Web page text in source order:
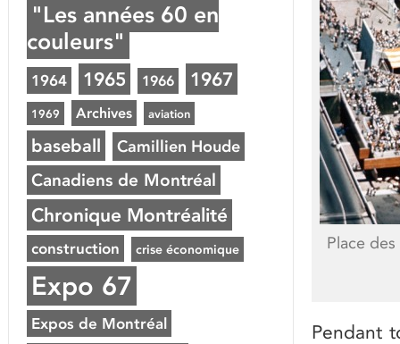
Place
Pendant
"Les années 60 en
couleurs"
1964 1965 1966 1967
1969 Archives aviation
baseball Camillien Houde
Canadiens de Montréal
Chronique Montréalité
construction crise économique
Expo 67
Expos de Montréal